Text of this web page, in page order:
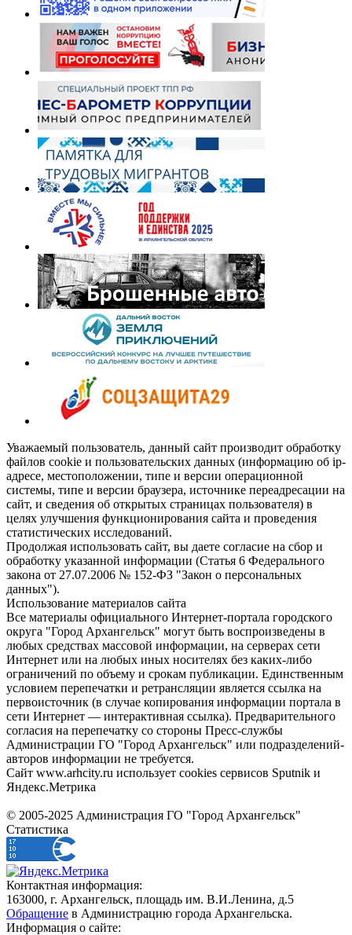
Уважаемый пользователь, данный сайт производит обработку
файлов cookie и пользовательских данных (информацию об ip-
адресе, местоположении, типе и версии операционной
системы, типе и версии браузера, источнике переадресации на
сайт, и сведения об открытых страницах пользователя) в
целях улучшения функционирования сайта и проведения
статистических исследований.
Продолжая использовать сайт, вы даете согласие на сбор и
обработку указанной информации (Статья 6 Федерального
закона от 27.07.2006 № 152-ФЗ "Закон о персональных
данных").
Использование материалов сайта
Все материалы официального Интернет-портала городского
округа "Город Архангельск" могут быть воспроизведены в
любых средствах массовой информации, на серверах сети
Интернет или на любых иных носителях без каких-либо
ограничений по объему и срокам публикации. Единственным
условием перепечатки и ретрансляции является ссылка на
первоисточник (в случае копирования информации портала в
сети Интернет — интерактивная ссылка). Предварительного
согласия на перепечатку со стороны Пресс-службы
Администрации ГО "Город Архангельск" или подразделений-
авторов информации не требуется.
Сайт www.arhcity.ru использует cookies сервисов Sputnik и
Яндекс.Метрика
© 2005-2025 Администрация ГО "Город Архангельск"
Статистика
Контактная информация:
163000, г. Архангельск, площадь им. В.И.Ленина, д.5
Обращение в Администрацию города Архангельска.
Информация о сайте: